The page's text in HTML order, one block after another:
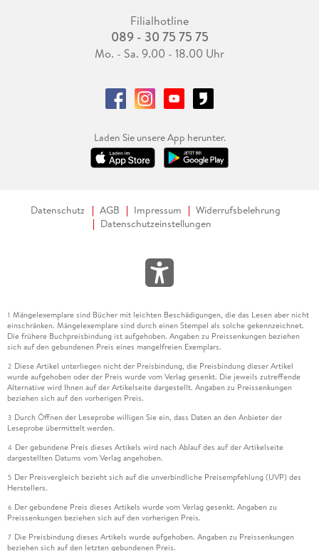
Filialhotline
089 - 30 75 75 75
Mo. - Sa. 9.00 - 18.00 Uhr
Laden Sie unsere App herunter.
Datenschutz AGB Impressum
Widerrufsbelehrung
Datenschutzeinstellungen
1 Mängelexemplare sind Bücher mit leichten Beschädigungen, die das Lesen aber nicht
einschränken. Mängelexemplare sind durch einen Stempel als solche gekennzeichnet.
Die frühere Buchpreisbindung ist aufgehoben. Angaben zu Preissenkungen beziehen
sich auf den gebundenen Preis eines mangelfreien Exemplars.
2 Diese Artikel unterliegen nicht der Preisbindung, die Preisbindung dieser Artikel
wurde aufgehoben oder der Preis wurde vom Verlag gesenkt. Die jeweils zutreffende
Alternative wird Ihnen auf der Artikelseite dargestellt. Angaben zu Preissenkungen
beziehen sich auf den vorherigen Preis.
3 Durch Öffnen der Leseprobe willigen Sie ein, dass Daten an den Anbieter der
Leseprobe übermittelt werden.
4 Der gebundene Preis dieses Artikels wird nach Ablauf des auf der Artikelseite
dargestellten Datums vom Verlag angehoben.
5 Der Preisvergleich bezieht sich auf die unverbindliche Preisempfehlung (UVP) des
Herstellers.
6 Der gebundene Preis dieses Artikels wurde vom Verlag gesenkt. Angaben zu
Preissenkungen beziehen sich auf den vorherigen Preis.
7 Die Preisbindung dieses Artikels wurde aufgehoben. Angaben zu Preissenkungen
beziehen sich auf den letzten gebundenen Preis.